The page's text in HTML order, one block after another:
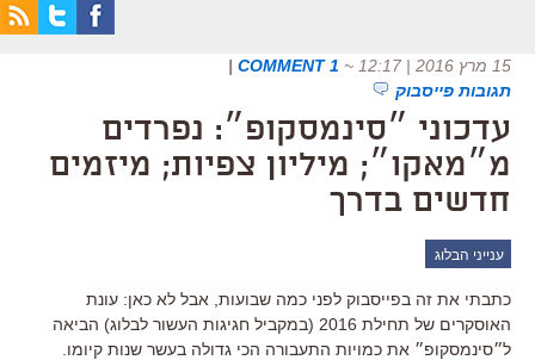
15 מרץ 2016 | 12:17 ~
1 COMMENT
|
תגובות פייסבוק
עדכוני ״סינמסקופ״: נפרדים
מ״מאקו״; מיליון צפיות; מיזמים
חדשים בדרך
ענייני הבלוג
כתבתי את זה בפייסבוק לפני כמה שבועות, אבל לא כאן: עונת
האוסקרים של תחילת 2016 (במקביל חגיגות העשור לבלוג) הביאה
ל״סינמסקופ״ את כמויות התעבורה הכי גדולה בעשר שנות קיומו.